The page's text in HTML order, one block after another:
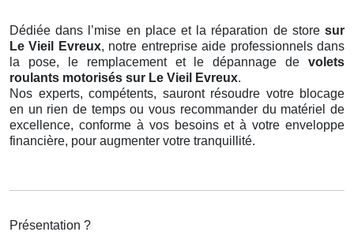
Dédiée dans l’mise en place et la réparation de store sur
Le Vieil Evreux, notre entreprise aide professionnels dans
la pose, le remplacement et le dépannage de volets
roulants motorisés sur Le Vieil Evreux.
Nos experts, compétents, sauront résoudre votre blocage
en un rien de temps ou vous recommander du matériel de
excellence, conforme à vos besoins et à votre enveloppe
financière, pour augmenter votre tranquillité.
Présentation ?